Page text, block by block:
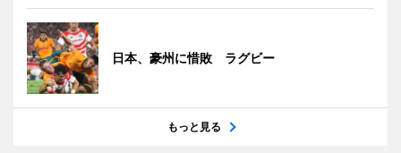
日本、豪州に惜敗 ラグビー
もっと見る